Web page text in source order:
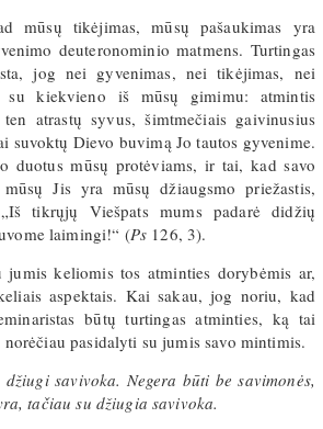
mūsų tikėjimas, mūsų pašaukimas yra
deuteronominio matmens. Turtingas
jog nei gyvenimas, nei tikėjimas, nei
su kiekvieno iš mūsų gimimu: atmintis
atrastų syvus, šimtmečiais gaivinusius
suvoktų Dievo buvimą Jo tautos gyvenime.
duotus mūsų protėviams, ir tai, kad savo
Jis yra mūsų džiaugsmo priežastis,
tikrųjų Viešpats mums padarė didžių
laimingi!“ (Ps 126, 3).
jumis keliomis tos atminties dorybėmis ar,
aspektais. Kai sakau, jog noriu, kad
būtų turtingas atminties, ką tai
pasidalyti su jumis savo mintimis.
savivoka. Negera būti be savimonės,
tačiau su džiugia savivoka.